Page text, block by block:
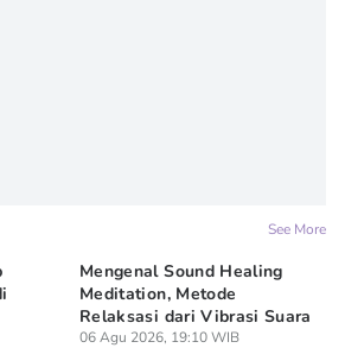
See More
Mengenal Sound Healing
Meditation, Metode
Relaksasi dari Vibrasi Suara
06 Agu 2026, 19:10 WIB